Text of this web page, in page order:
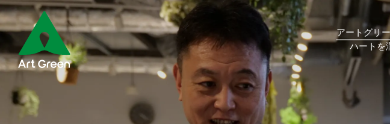
アートグリ